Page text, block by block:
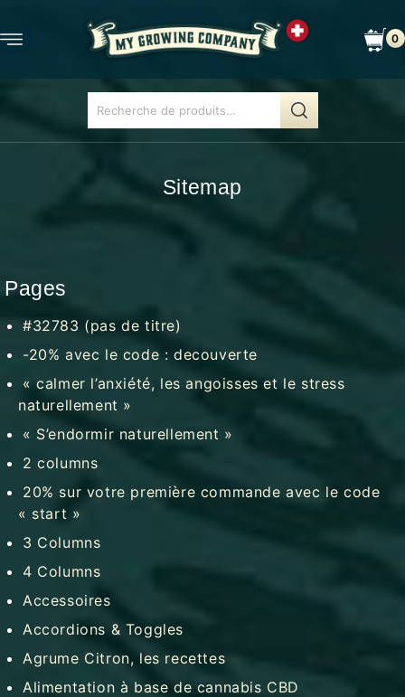
0
Sitemap
Pages
#32783 (pas de titre)
-20% avec le code : decouverte
« calmer l’anxiété, les angoisses et le stress
naturellement »
« S’endormir naturellement »
2 columns
20% sur votre première commande avec le code
« start »
3 Columns
4 Columns
Accessoires
Accordions & Toggles
Agrume Citron, les recettes
Alimentation à base de cannabis CBD